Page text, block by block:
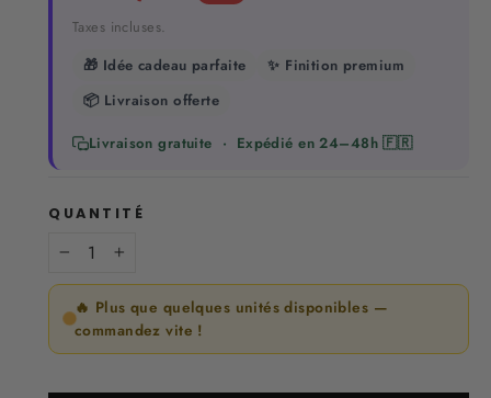
Taxes incluses.
🎁 Idée cadeau parfaite
✨ Finition premium
📦 Livraison offerte
Livraison gratuite · Expédié en 24–48h 🇫🇷
QUANTITÉ
🔥 Plus que quelques unités disponibles —
commandez vite !